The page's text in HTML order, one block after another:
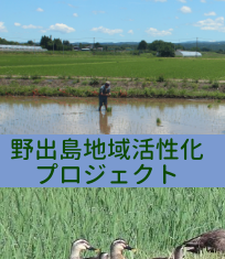
野出島地域活性化プロジェクト
検
ン
テ
ン